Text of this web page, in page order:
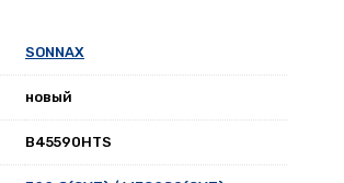
SONNAX
новый
B45590HTS